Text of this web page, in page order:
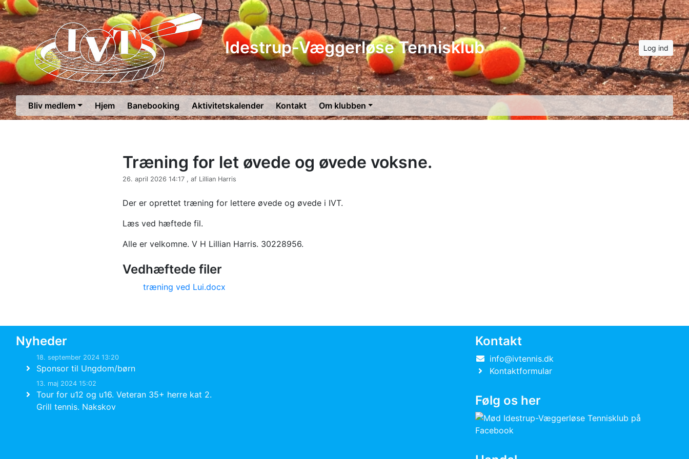
Idestrup-Væggerløse Tennisklub Log ind
Bliv medlem Hjem Banebooking Aktivitetskalender Kontakt Om klubben
Træning for let øvede og øvede voksne.
26. april 2026 14:17 , af Lillian Harris
Der er oprettet træning for lettere øvede og øvede i IVT.
Læs ved hæftede fil.
Alle er velkomne. V H Lillian Harris. 30228956.
Vedhæftede filer
træning ved Lui.docx
Nyheder
18. september 2024 13:20
Sponsor til Ungdom/børn
13. maj 2024 15:02
Tour for u12 og u16. Veteran 35+ herre kat 2.
Grill tennis. Nakskov
Kontakt
info@ivtennis.dk
Kontaktformular
Følg os her